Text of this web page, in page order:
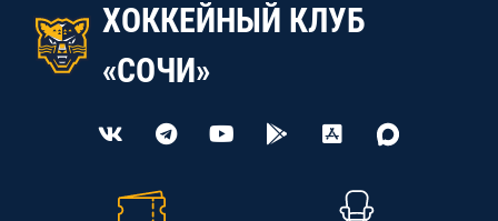
ХОККЕЙНЫЙ КЛУБ
«СОЧИ»